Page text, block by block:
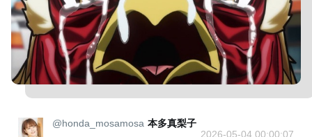
@honda_mosamosa 本多真梨子
2026-05-04 00:00:07